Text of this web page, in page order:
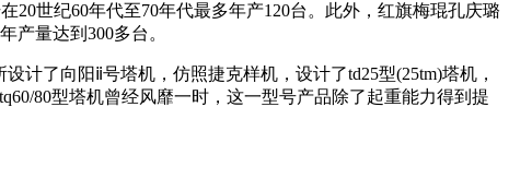
世纪60年代至70年代最多年产120台。此外，红旗梅琨孔庆璐
产量达到300多台。
计了向阳ⅱ号塔机，仿照捷克样机，设计了td25型(25tm)塔机，
80型塔机曾经风靡一时，这一型号产品除了起重能力得到提